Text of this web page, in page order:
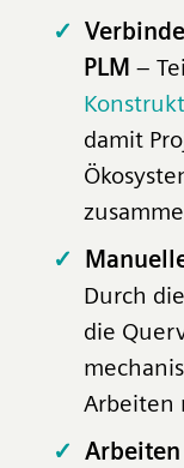
PLM –
damit
Durch
die
Arbeiten